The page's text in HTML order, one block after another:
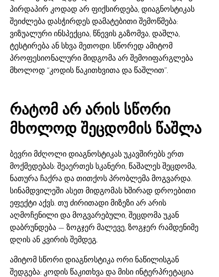
პირდაპირ კოდად არ ფიქსირდება, დიაგნოსტიკას
შეიძლება დასჭირდეს დამატებითი შემოწმება:
ვიზუალური ინსპექცია, წნევის გაზომვა, დაშლა,
ტესტირება ან სხვა მეთოდი. სწორედ ამიტომ
პროფესიონალური მიდგომა არ შემოიფარგლება
მხოლოდ “კოდის წაკითხვითა და წაშლით”.
რატომ არ არის სწორი
მხოლოდ შეცდომის წაშლა
ბევრი მძღოლი დიაგნოსტიკას უკავშირებს ერთ
მოქმედებას: შეაერთეს სკანერი, წაშალეს შეცდომა,
ნათურა ჩაქრა და თითქოს პრობლემა მოგვარდა.
სინამდვილეში ასეთ მიდგომას ხშირად დროებითი
ეფექტი აქვს. თუ ძირითადი მიზეზი არ არის
აღმოჩენილი და მოგვარებული, შეცდომა უკან
დაბრუნდება — ზოგჯერ მალევე, ზოგჯერ რამდენიმე
დღის ან კვირის შემდეგ.
ამიტომ სწორი დიაგნოსტიკა ორი ნაწილისგან
შედგება: კოდის წაკითხვა და მისი ინტერპრეტაცია